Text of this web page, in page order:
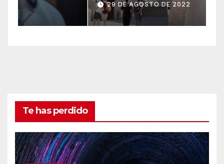
22 DE SEPTIEMBRE DE 2022
Te has perdido